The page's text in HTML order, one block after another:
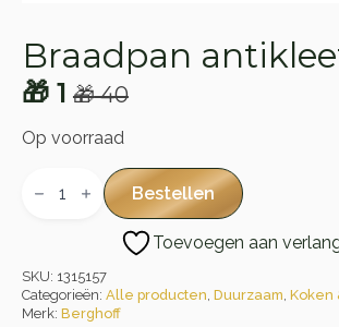
Braadpan
🎁40
Oorspronkelijke
prijs
🎁 40.
🎁 1
Huidige
prijs
🎁 1.
Op voorraad
antikleef
Bestellen
Toevoegen aan
SKU: 1315157
Categorieën: Alle producten, Duurzaam, Koken
Merk: Berghoff